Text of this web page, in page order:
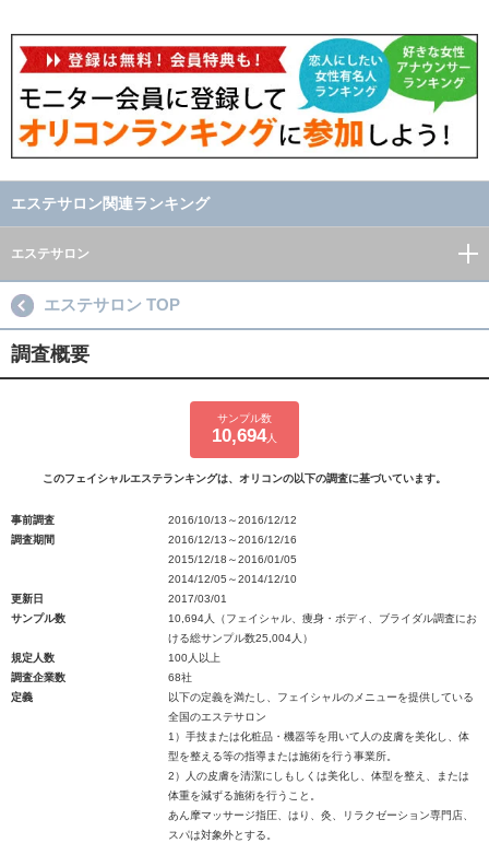
エステサロン関連ランキング
エステサロン
エステサロン TOP
調査概要
サンプル数
10,694人
このフェイシャルエステランキングは、オリコンの以下の調査に基づいています。
事前調査
2016/10/13～2016/12/12
調査期間
2016/12/13～2016/12/16
2015/12/18～2016/01/05
2014/12/05～2014/12/10
更新日
2017/03/01
サンプル数
10,694人（フェイシャル、痩身・ボディ、ブライダル調査にお
ける総サンプル数25,004人）
規定人数
100人以上
調査企業数
68社
定義
以下の定義を満たし、フェイシャルのメニューを提供している
全国のエステサロン
1）手技または化粧品・機器等を用いて人の皮膚を美化し、体
型を整える等の指導または施術を行う事業所。
2）人の皮膚を清潔にしもしくは美化し、体型を整え、または
体重を減ずる施術を行うこと。
あん摩マッサージ指圧、はり、灸、リラクゼーション専門店、
スパは対象外とする。